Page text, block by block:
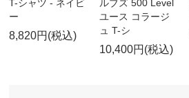
T-シャツ - ネイビ
ー
8,820円(税込)
ルブズ 500 Level
ユース コラージ
ュ T-シ
10,400円(税込)